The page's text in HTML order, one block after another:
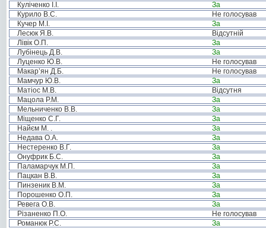
Куліченко І.І.
За
Курило В.С.
Не голосував
Кучер М.І.
За
Лесюк Я.В.
Відсутній
Лівік О.П.
За
Лубінець Д.В.
За
Луценко Ю.В.
Не голосував
Макар’ян Д.Б.
Не голосував
Мамчур Ю.В.
За
Матіос М.В.
Відсутня
Мацола Р.М.
За
Мельниченко В.В.
За
Міщенко С.Г.
За
Найєм М. .
За
Недава О.А.
За
Нестеренко В.Г.
За
Онуфрик Б.С.
За
Паламарчук М.П.
За
Пацкан В.В.
За
Пинзеник В.М.
За
Порошенко О.П.
За
Ревега О.В.
За
Різаненко П.О.
Не голосував
Романюк Р.С.
За